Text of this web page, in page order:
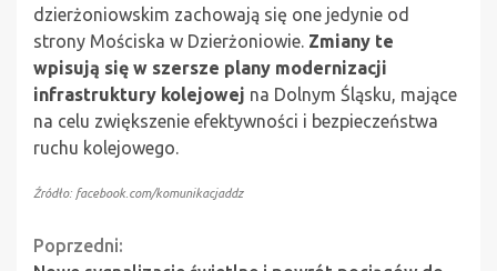
dzierżoniowskim zachowają się one jedynie od
strony Mościska w Dzierżoniowie. Zmiany te
wpisują się w szersze plany modernizacji
infrastruktury kolejowej na Dolnym Śląsku, mające
na celu zwiększenie efektywności i bezpieczeństwa
ruchu kolejowego.
Źródło: facebook.com/komunikacjaddz
Continue
Poprzedni: